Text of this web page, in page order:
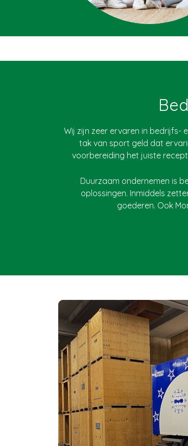
Wij zijn zeer ervaren in bedrijfs-
tak van sport geld dat
voorbereiding het juiste
Duurzaam ondernemen is
oplossingen. Inmiddels
goederen. Ook